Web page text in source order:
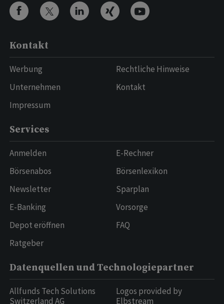
Kontakt
Werbung
Unternehmen
Impressum
Rechtliche Hinweise
Kontakt
Services
Anmelden
Börsenabos
Newsletter
E-Banking
Depot eröffnen
Ratgeber
E-Rechner
Börsenlexikon
Sparplan
Vorsorge
FAQ
Datenquellen und Technologiepartner
Allfunds Tech Solutions
Switzerland AG
Logos provided by
Elbstream